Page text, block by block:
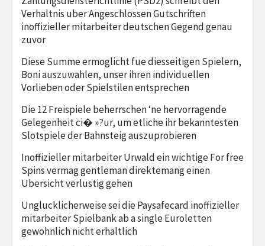
Verhaltnis uber Angeschlossen Gutschriften
inoffizieller mitarbeiter deutschen Gegend genau
zuvor
Diese Summe ermoglicht fue diesseitigen Spielern,
Boni auszuwahlen, unser ihren individuellen
Vorlieben oder Spielstilen entsprechen
Die 12 Freispiele beherrschen ‘ne hervorragende
Gelegenheit ci� »?ur, um etliche ihr bekanntesten
Slotspiele der Bahnsteig auszuprobieren
Inoffizieller mitarbeiter Urwald ein wichtige For free
Spins vermag gentleman direktemang einen
Ubersicht verlustig gehen
Unglucklicherweise sei die Paysafecard inoffizieller
mitarbeiter Spielbank ab a single Euroletten
gewohnlich nicht erhaltlich